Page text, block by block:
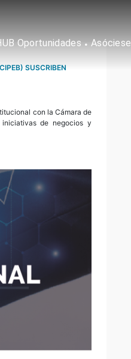
Oportunidades Asóciese
SUSCRIBEN
con la Cámara de
de negocios y